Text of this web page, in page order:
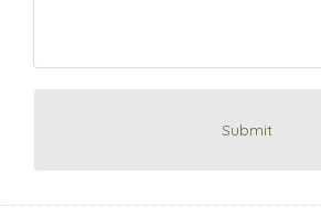
Submit